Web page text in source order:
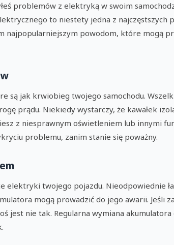
problemów z elektryką w swoim
to niestety jedna z
najpopularniejszym powodom, które mogą
są jak krwiobieg twojego samochodu.
prądu. Niekiedy wystarczy, że kawałek
z niesprawnym oświetleniem lub innymi
problemu, zanim stanie się poważny.
elektryki twojego pojazdu. Nieodpowiednie
mogą prowadzić do jego awarii. Jeśli
jest nie tak. Regularna wymiana